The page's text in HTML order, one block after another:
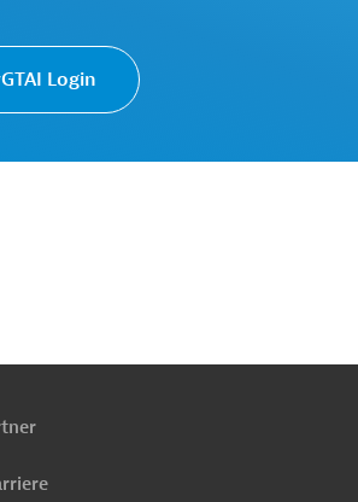
Login